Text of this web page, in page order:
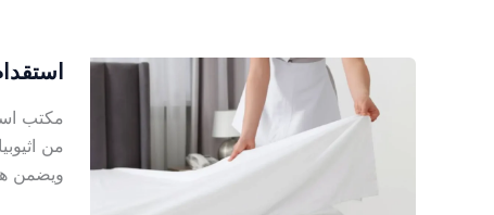
مكتب
من
ويضمن
استقدام
وخادمات
من
اثيوبيا